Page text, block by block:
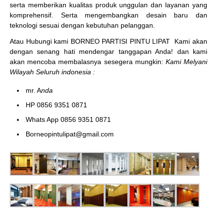
serta memberikan kualitas produk unggulan dan layanan yang
komprehensif. Serta mengembangkan desain baru dan
teknologi sesuai dengan kebutuhan pelanggan.
Atau Hubungi kami BORNEO PARTISI PINTU LIPAT
Kami akan
dengan senang hati mendengar tanggapan Anda! dan kami
akan mencoba membalasnya sesegera mungkin: Kami Melyani
Wilayah Seluruh indonesia :
mr. Anda
HP 0856 9351 0871
Whats App 0856 9351 0871
Borneopintulipat@gmail.com